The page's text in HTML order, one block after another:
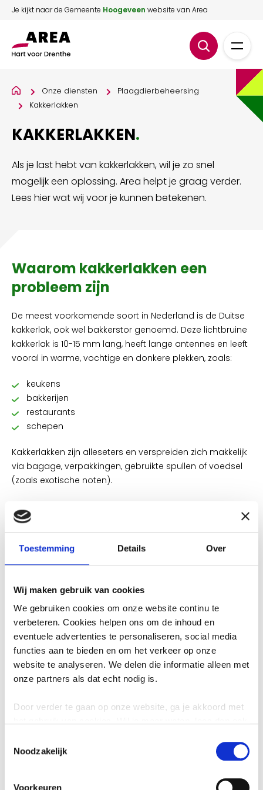
Toestemming Details Over
Wij maken gebruik van cookies
We gebruiken cookies om onze website continu te
verbeteren. Cookies helpen ons om de inhoud en
eventuele advertenties te personaliseren, social media
functies aan te bieden en om het verkeer op onze
website te analyseren. We delen die informatie alleen met
onze partners als dat echt nodig is.
Door verder te gaan op onze website, ga je akkoord met
Noodzakelijk
Voorkeuren
Je kijkt naar de Gemeente Hoogeveen website van Area
Onze diensten
Plaagdierbeheersing
Kakkerlakken
KAKKERLAKKEN.
Als je last hebt van kakkerlakken, wil je zo snel
mogelijk een oplossing. Area helpt je graag verder.
Lees hier wat wij voor je kunnen betekenen.
Waarom kakkerlakken een
probleem zijn
De meest voorkomende soort in Nederland is de Duitse
kakkerlak, ook wel bakkerstor genoemd. Deze lichtbruine
kakkerlak is 10-15 mm lang, heeft lange antennes en leeft
vooral in warme, vochtige en donkere plekken, zoals:
keukens
bakkerijen
restaurants
schepen
Kakkerlakken zijn alleseters en verspreiden zich makkelijk
via bagage, verpakkingen, gebruikte spullen of voedsel
(zoals exotische noten).
Tips om kakkerlakken te
voorkomen
Met deze maatregelen verklein je de kans op
Ventileer goed:houd de temperatuur laag (onder
de 25 °C).
Voedsel afsluiten:bewaar eten en afval in goed
afgesloten bakken.
Schoonmaken:maak de keuken en voorraadruimtes
regelmatig grondig schoon.
leidingen af.
Professionele hulp bij